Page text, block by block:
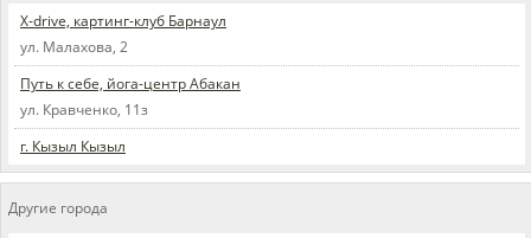
X-drive, картинг-клуб Барнаул
ул. Малахова, 2
Путь к себе, йога-центр Абакан
ул. Кравченко, 11з
г. Кызыл Кызыл
Другие города